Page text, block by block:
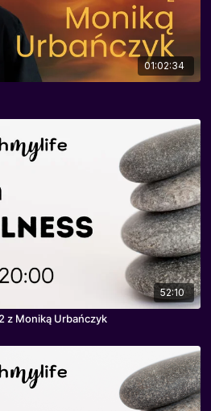
01:02:34
52:10
z Moniką Urbańczyk